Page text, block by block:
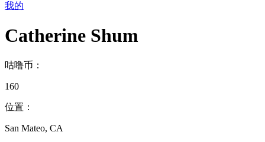
我的
Catherine Shum
咕噜币：
160
位置：
San Mateo, CA